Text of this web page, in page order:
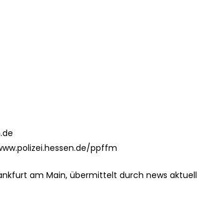
ppffm
am Main, übermittelt durch news aktuell